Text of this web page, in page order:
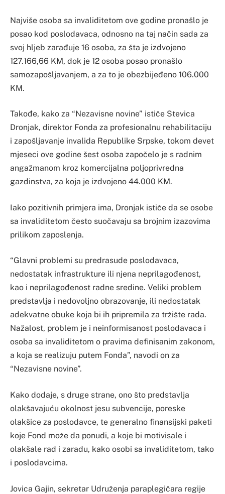
Najviše osoba sa invaliditetom ove godine pronašlo je
posao kod poslodavaca, odnosno na taj način sada za
svoj hljeb zarađuje 16 osoba, za šta je izdvojeno
127.166,66 KM, dok je 12 osoba posao pronašlo
samozapošljavanjem, a za to je obezbijeđeno 106.000
KM.
Takođe, kako za “Nezavisne novine” ističe Stevica
Dronjak, direktor Fonda za profesionalnu rehabilitaciju
i zapošljavanje invalida Republike Srpske, tokom devet
mjeseci ove godine šest osoba započelo je s radnim
angažmanom kroz komercijalna poljoprivredna
gazdinstva, za koja je izdvojeno 44.000 KM.
Iako pozitivnih primjera ima, Dronjak ističe da se osobe
sa invaliditetom često suočavaju sa brojnim izazovima
prilikom zaposlenja.
“Glavni problemi su predrasude poslodavaca,
nedostatak infrastrukture ili njena neprilagođenost,
kao i neprilagođenost radne sredine. Veliki problem
predstavlja i nedovoljno obrazovanje, ili nedostatak
adekvatne obuke koja bi ih pripremila za tržište rada.
Nažalost, problem je i neinformisanost poslodavaca i
osoba sa invaliditetom o pravima definisanim zakonom,
a koja se realizuju putem Fonda”, navodi on za
“Nezavisne novine”.
Kako dodaje, s druge strane, ono što predstavlja
olakšavajuću okolnost jesu subvencije, poreske
olakšice za poslodavce, te generalno finansijski paketi
koje Fond može da ponudi, a koje bi motivisale i
olakšale rad i zaradu, kako osobi sa invaliditetom, tako
i poslodavcima.
Jovica Gajin, sekretar Udruženja paraplegičara regije